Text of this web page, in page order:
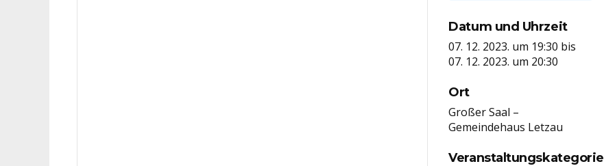
Datum und Uhrzeit
07. 12. 2023. um 19:30 bis
07. 12. 2023. um 20:30
Ort
Großer Saal –
Gemeindehaus Letzau
Veranstaltungskategorie